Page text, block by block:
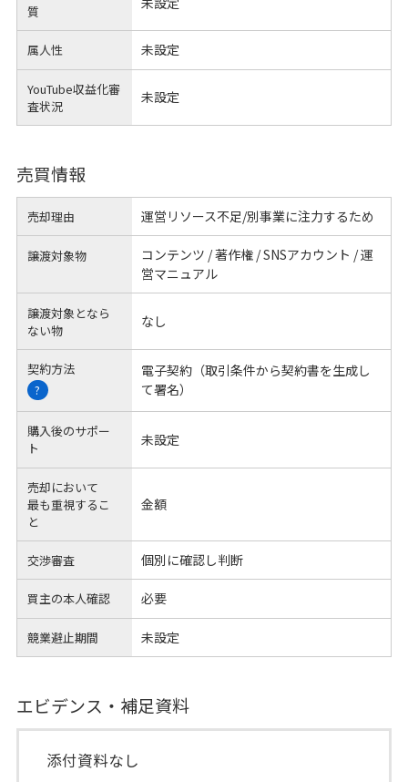
質
属人性 未設定
YouTube収益化審
査状況
未設定
売買情報
売却理由 運営リソース不足/別事業に注力するため
譲渡対象物
コンテンツ / 著作権 / SNSアカウント / 運
営マニュアル
譲渡対象となら
ない物
なし
契約方法
?
電子契約（取引条件から契約書を生成し
て署名）
購入後のサポー
ト
未設定
売却において
最も重視するこ
と
金額
交渉審査 個別に確認し判断
買主の本人確認 必要
競業避止期間 未設定
エビデンス・補足資料
添付資料なし